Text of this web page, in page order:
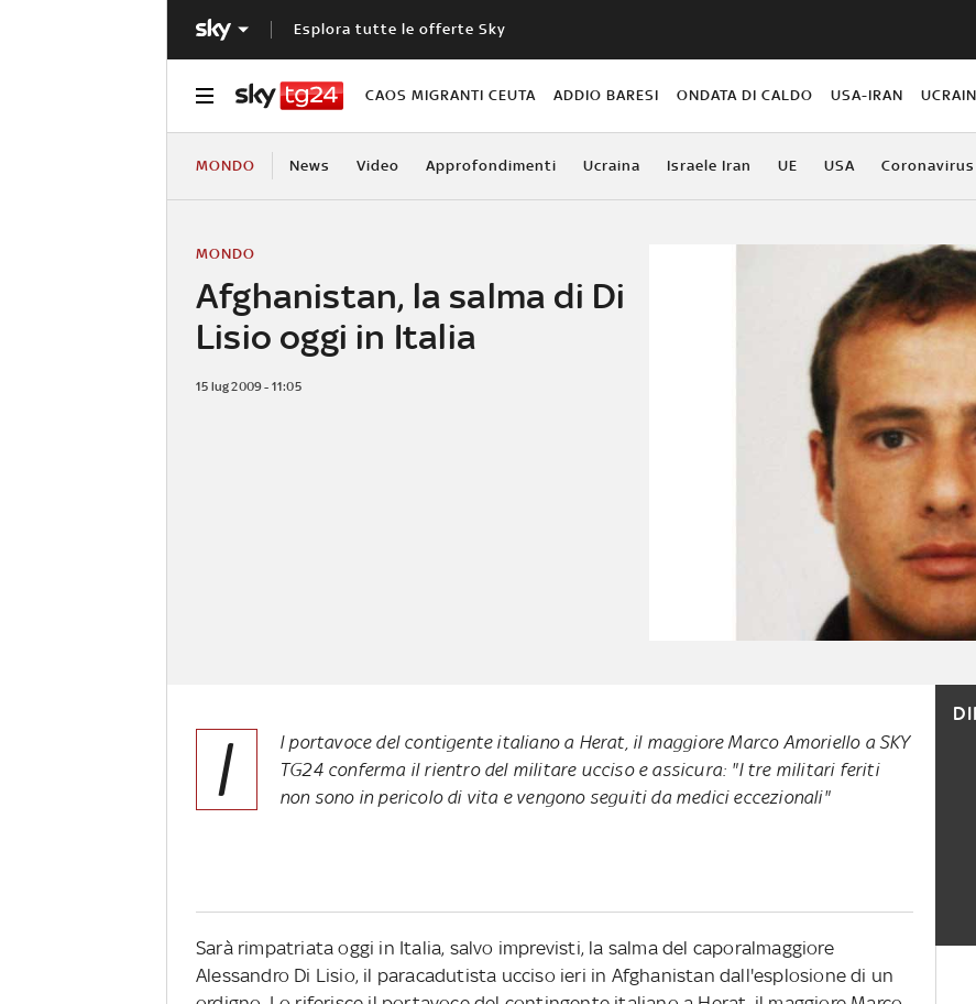
Esplora tutte le offerte Sky
CAOS MIGRANTI CEUTA ADDIO BARESI ONDATA DI CALDO USA-IRAN
MONDO News Video Approfondimenti Ucraina Israele Iran UE USA Coronavirus
Afghanistan, la salma di Di
Lisio oggi in Italia
MONDO
15 lug 2009 - 11:05
I
l portavoce del contigente italiano a Herat, il maggiore Marco Amoriello a SKY
TG24 conferma il rientro del militare ucciso e assicura: "I tre militari feriti
non sono in pericolo di vita e vengono seguiti da medici eccezionali"
Sarà rimpatriata oggi in Italia, salvo imprevisti, la salma del caporalmaggiore
Alessandro Di Lisio, il paracadutista ucciso ieri in Afghanistan dall'esplosione di un